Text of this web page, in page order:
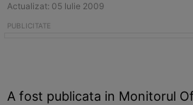
Actualizat: 05 Iulie 2009
A fost publicata in Monitorul